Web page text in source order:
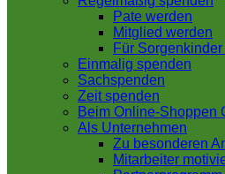
Pate werden
Mitglied werden
Für
Einmalig spenden
Sachspenden
Zeit spenden
Beim Online-Shoppen
Als Unternehmen
Zu besonderen
Mitarbeiter